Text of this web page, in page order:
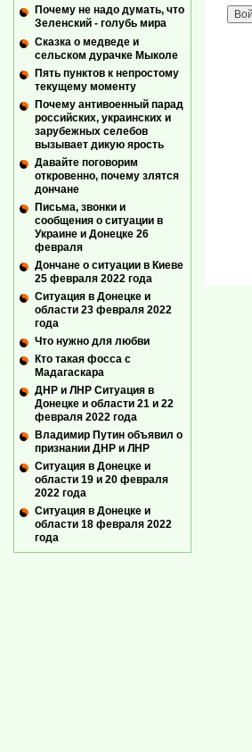
Почему не надо думать, что
Зеленский - голубь мира
Сказка о медведе и
сельском дурачке Мыколе
Пять пунктов к непростому
текущему моменту
Почему антивоенный парад
российских, украинских и
зарубежных селебов
вызывает дикую ярость
Давайте поговорим
откровенно, почему злятся
дончане
Письма, звонки и
сообщения о ситуации в
Украине и Донецке 26
февраля
Дончане о ситуации в Киеве
25 февраля 2022 года
Ситуация в Донецке и
области 23 февраля 2022
года
Что нужно для любви
Кто такая фосса с
Мадагаскара
ДНР и ЛНР Ситуация в
Донецке и области 21 и 22
февраля 2022 года
Владимир Путин объявил о
признании ДНР и ЛНР
Ситуация в Донецке и
области 19 и 20 февраля
2022 года
Ситуация в Донецке и
области 18 февраля 2022
года